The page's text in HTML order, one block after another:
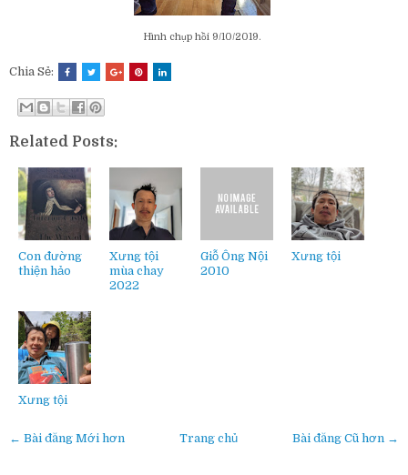
Hình chụp hồi 9/10/2019.
Chia Sẻ:
Related Posts:
Con đường
thiện hảo
Xưng tội
mùa chay
2022
Giỗ Ông Nội
2010
Xưng tội
Xưng tội
← Bài đăng Mới hơn Bài đăng Cũ hơn →
Trang chủ